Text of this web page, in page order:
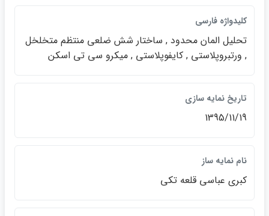
كليدواژه فارسي
تحليل المان محدود , ساختار شش ضلعي منتظم متخلخل
, ورتبروپلاستي , كايفوپلاستي , ميكرو سي تي اسكن
تاريخ نمايه سازي
1395/11/19
نام نمايه ساز
كبري عباسي قلعه تكي